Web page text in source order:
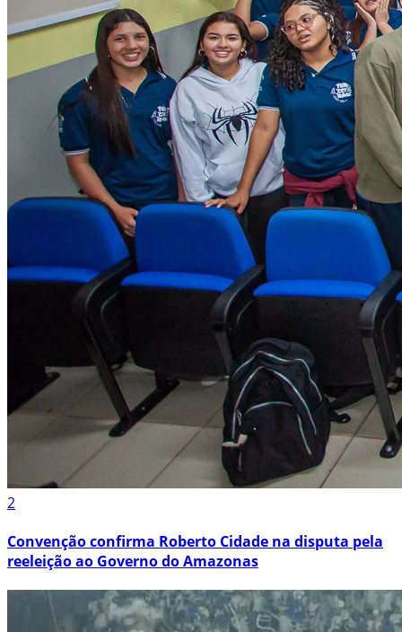
2
Convenção confirma Roberto Cidade na disputa pela
reeleição ao Governo do Amazonas